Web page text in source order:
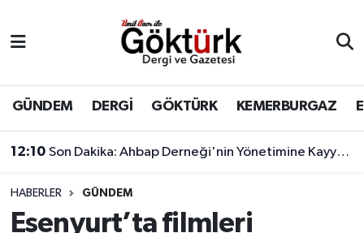
GÜNDEM DERGİ GÖKTÜRK KEMERBURGAZ
12:10 Son Dakika: Ahbap Derneği'nin Yönetimine Kayyum Atandı
HABERLER GÜNDEM
Esenyurt’ta filmleri
BİLİM
DERGİ
DÜNYA
EĞİTİM
Eyüpsultan Hava Durumu
Eyüpsultan Trafik Yoğunluk Haritası
Süper Lig Puan Durumu ve Fikstür
Tüm Manşetler
Son Dakika Haberleri